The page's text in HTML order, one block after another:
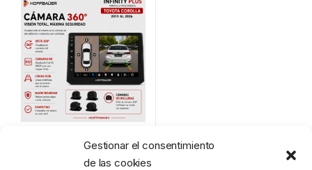
Gestionar el consentimiento
de las cookies